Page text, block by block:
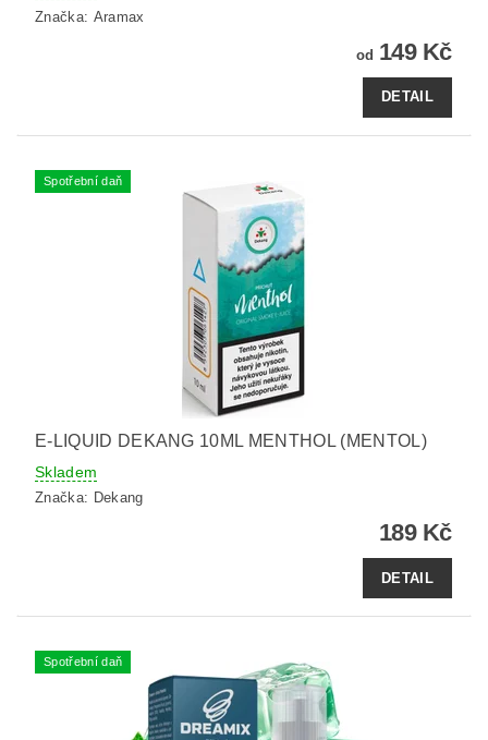
Značka: Aramax
od 149 Kč
DETAIL
Spotřební daň
E-LIQUID DEKANG 10ML MENTHOL (MENTOL)
Skladem
Značka: Dekang
189 Kč
DETAIL
Spotřební daň